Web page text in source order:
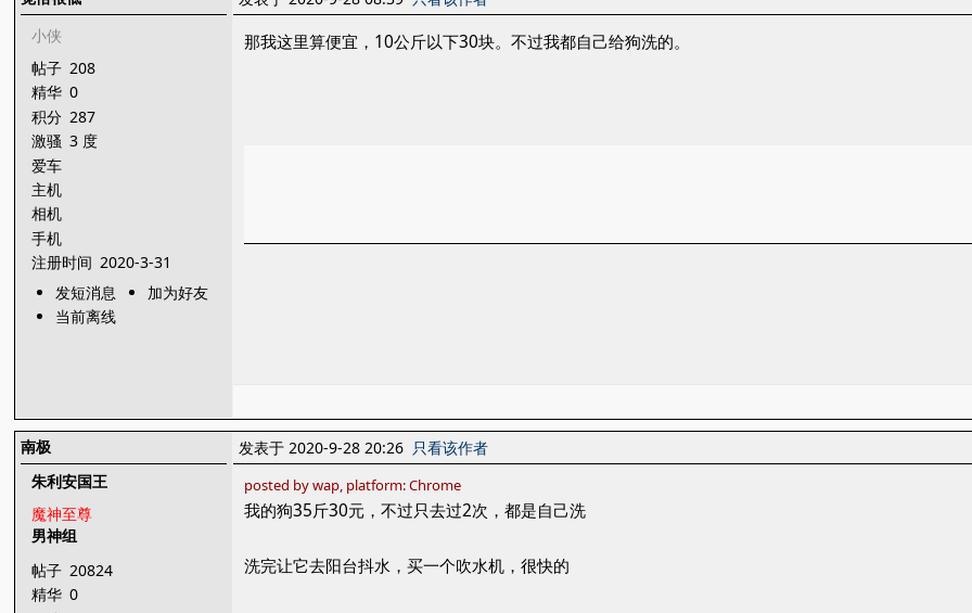
小侠
帖子 208
精华 0
积分 287
激骚 3 度
爱车
主机
相机
手机
注册时间 2020-3-31
发短消息
加为好友
当前离线
那我这里算便宜，10公斤以下30块。不过我都自己给狗洗的。
南极
朱利安国王
魔神至尊
男神组
帖子 20824
精华 0
发表于 2020-9-28 20:26 只看该作者
posted by wap, platform: Chrome
我的狗35斤30元，不过只去过2次，都是自己洗
洗完让它去阳台抖水，买一个吹水机，很快的